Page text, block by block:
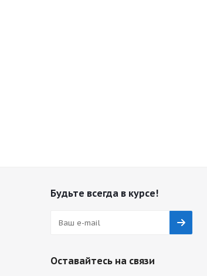
Будьте всегда в курсе!
Оставайтесь на связи